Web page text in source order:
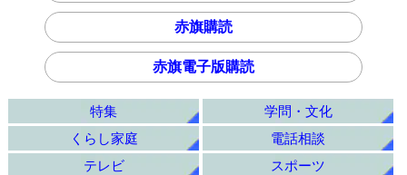
赤旗購読
赤旗電子版購読
特集
学問・文化
くらし家庭
電話相談
テレビ
スポーツ